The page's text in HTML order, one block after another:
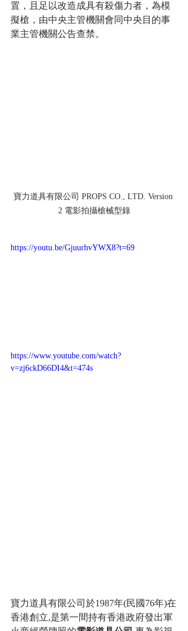
置，且足以改造成具有殺傷力者，為模
擬槍，由中央主管機關會同中央目的事
業主管機關公告查禁。
寶力道具有限公司 PROPS CO., LTD. Version
2 電影拍攝槍械型錄
https://youtu.be/GjuurhvYWX8?t=69
https://www.youtube.com/watch?
v=zj6ckD66DI4&t=474s
寶力道具有限公司於1987年(民國76年)在
香港創立,是第一間持有香港政府發出軍